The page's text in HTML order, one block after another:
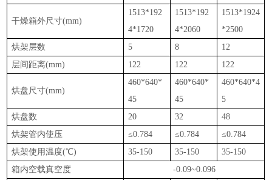
干燥箱外尺寸(mm)
1513*192
4*1720
1513*192
4*2060
1513*1924
*2500
烘架层数
5 8
12
层间距离(mm)
122 122 122
烘盘尺寸(mm)
460*640*
45
460*640*
45
460*640*4
5
烘盘数
20 32
48
烘架管内使压
≤0.784 ≤0.784
≤0.784
烘架使用温度(℃)
35-150 35-150
35-150
箱内空载真空度
-0.09~0.096